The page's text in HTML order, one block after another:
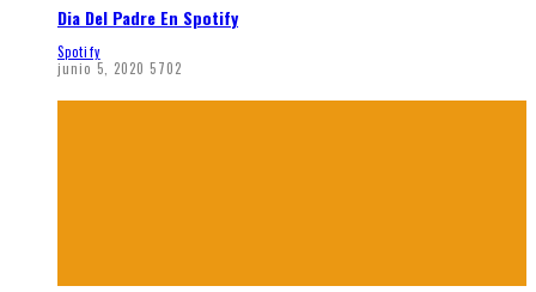
Dia Del Padre En Spotify
Spotify
junio 5, 2020 5702